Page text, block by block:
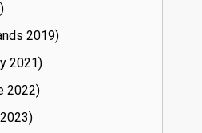
19)
21)
22)
23)